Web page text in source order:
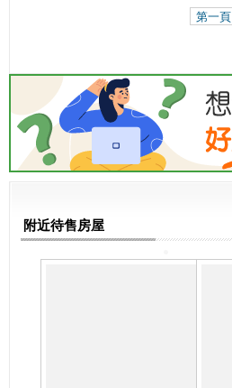
第一頁
附近待售房屋